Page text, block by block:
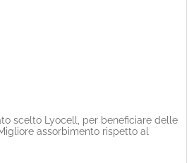
scelto Lyocell, per beneficiare delle
assorbimento rispetto al